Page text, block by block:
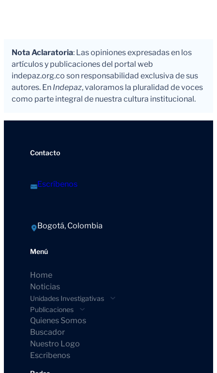
Nota Aclaratoria: Las opiniones expresadas en los
artículos y publicaciones del portal web
indepaz.org.co son responsabilidad exclusiva de sus
autores. En Indepaz, valoramos la pluralidad de voces
como parte integral de nuestra cultura institucional.
Contacto
Escríbenos
Bogotá, Colombia
Menú
Home
Noticias
Unidades Investigativas
Publicaciones
Quienes Somos
Buscador
Nuestro Logo
Escribenos